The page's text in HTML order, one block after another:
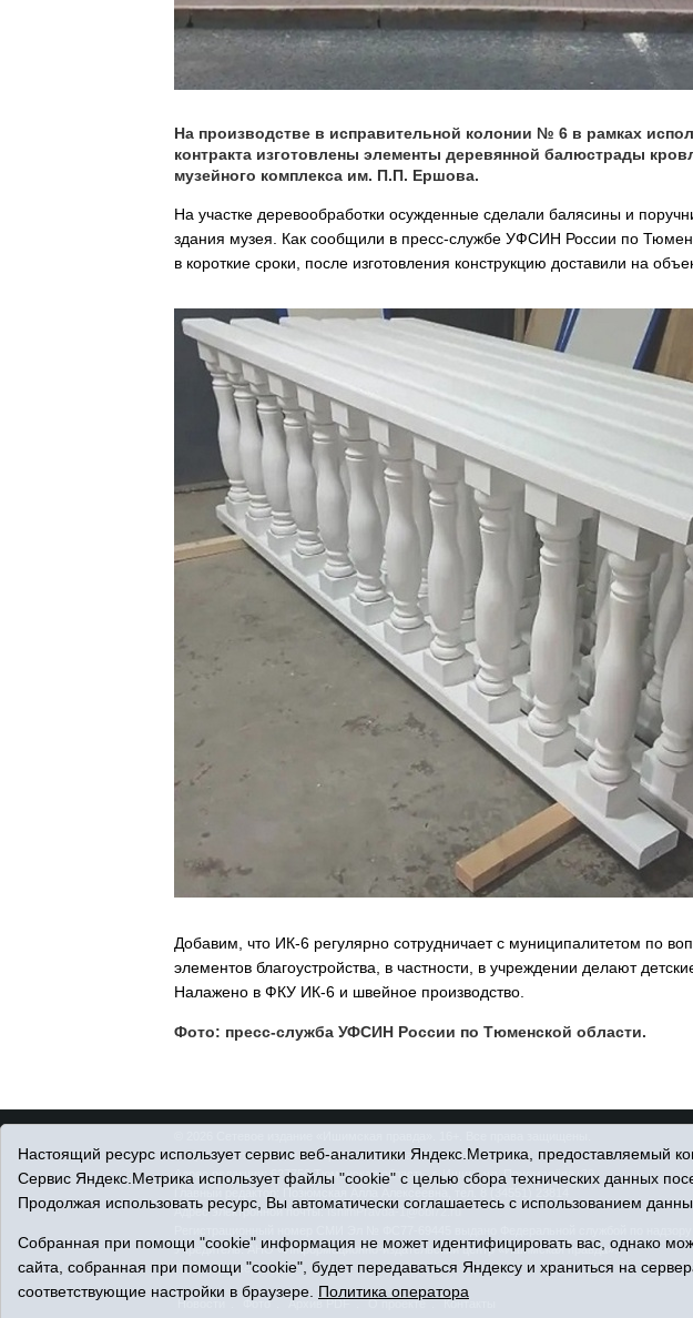
На производстве в исправительной колонии № 6 в рамках
контракта изготовлены элементы деревянной балюстрады
музейного комплекса им. П.П. Ершова.
На участке деревообработки осужденные сделали балясины и
здания музея. Как сообщили в пресс-службе УФСИН России по
в короткие сроки, после изготовления конструкцию доставили на
Добавим, что ИК-6 регулярно сотрудничает с муниципалитетом по
элементов благоустройства, в частности, в учреждении делают
Налажено в ФКУ ИК-6 и швейное производство.
Фото: пресс-служба УФСИН России по Тюменской области.
© При использовании материалов ссылка обязательна.
Адрес редакции: 627750 Тюменская область, г. Ишим, ул. Пономарёва, 39.
Адрес электронной почты:IshimPravda-1@obl72.ru
Учредитель: АНО «Информационно-издательский центр «Ишимская правда».
Политика оператора
Новости Фото Архив PDF О проекте Контакты
Настоящий ресурс использует сервис веб-аналитики Яндекс.Метрика,
Сервис Яндекс.Метрика использует файлы "cookie" с целью сбора технических данных
Продолжая использовать ресурс, Вы автоматически соглашаетесь с использованием
Собранная при помощи "cookie" информация не может идентифицировать вас, однако
сайта, собранная при помощи "cookie", будет передаваться Яндексу и храниться на
соответствующие настройки в браузере. Политика оператора